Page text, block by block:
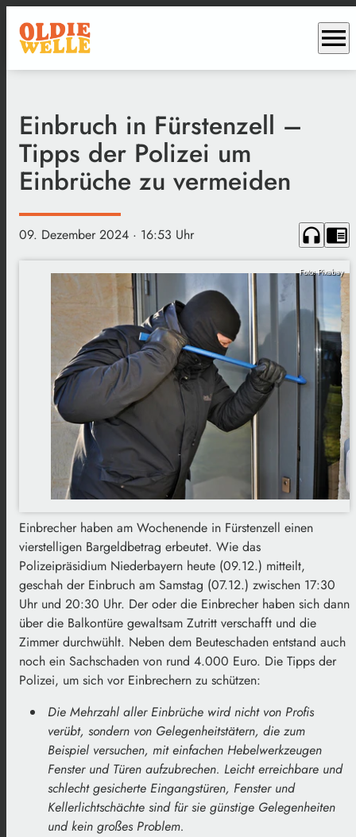
menu
Einbruch in Fürstenzell –
Tipps der Polizei um
Einbrüche zu vermeiden
09. Dezember 2024 · 16:53 Uhr headphones chrome_reader_mode
Foto: Pixabay
Einbrecher haben am Wochenende in Fürstenzell einen
vierstelligen Bargeldbetrag erbeutet. Wie das
Polizeipräsidium Niederbayern heute (09.12.) mitteilt,
geschah der Einbruch am Samstag (07.12.) zwischen 17:30
Uhr und 20:30 Uhr. Der oder die Einbrecher haben sich dann
über die Balkontüre gewaltsam Zutritt verschafft und die
Zimmer durchwühlt. Neben dem Beuteschaden entstand auch
noch ein Sachschaden von rund 4.000 Euro. Die Tipps der
Polizei, um sich vor Einbrechern zu schützen:
Die Mehrzahl aller Einbrüche wird nicht von Profis
verübt, sondern von Gelegenheitstätern, die zum
Beispiel versuchen, mit einfachen Hebelwerkzeugen
Fenster und Türen aufzubrechen. Leicht erreichbare und
schlecht gesicherte Eingangstüren, Fenster und
Kellerlichtschächte sind für sie günstige Gelegenheiten
und kein großes Problem.